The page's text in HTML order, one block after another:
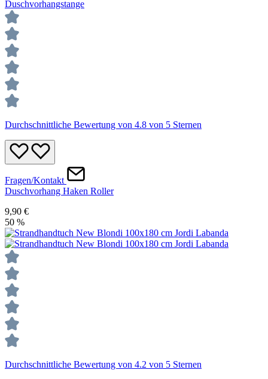
Durchschnittliche Bewertung von 4.8 von 5 Sternen
Fragen/Kontakt
Duschvorhang Haken Roller
9,90 €
50 %
Durchschnittliche Bewertung von 4.2 von 5 Sternen